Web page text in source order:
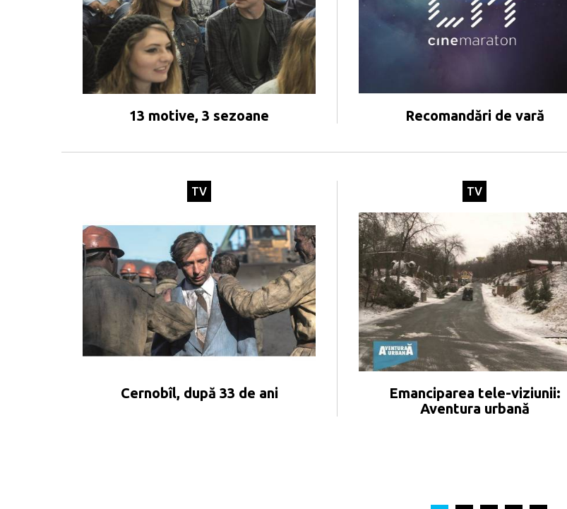
13 motive, 3 sezoane Recomandări de vară
TV
Cernobîl, după 33 de ani
TV
Emanciparea tele-viziunii:
Aventura urbană